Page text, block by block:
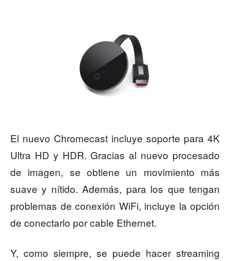
El nuevo Chromecast incluye soporte para 4K
Ultra HD y HDR. Gracias al nuevo procesado
de imagen, se obtiene un movimiento más
suave y nítido. Además, para los que tengan
problemas de conexión WiFi, incluye la opción
de conectarlo por cable Ethernet.
Y, como siempre, se puede hacer streaming